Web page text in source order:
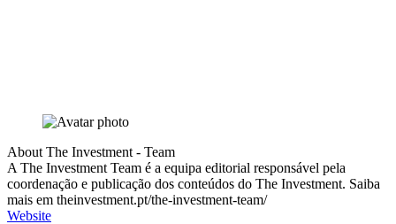
About The Investment - Team
A The Investment Team é a equipa editorial responsável pela
coordenação e publicação dos conteúdos do The Investment. Saiba
mais em theinvestment.pt/the-investment-team/
Website